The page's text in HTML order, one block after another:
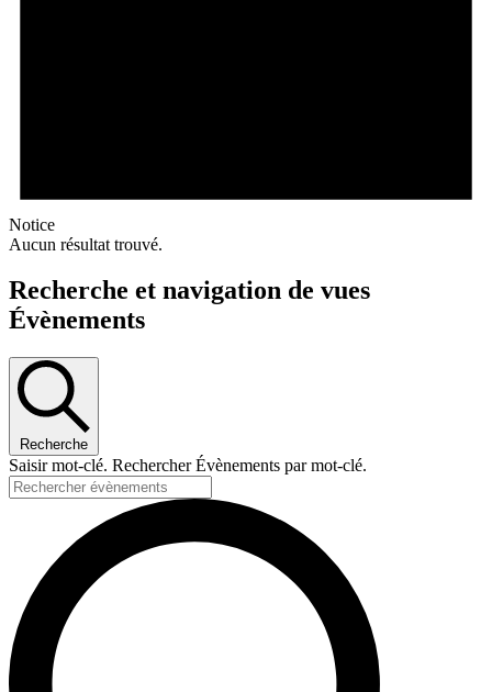
Notice
Aucun résultat trouvé.
Recherche et navigation de vues
Évènements
Recherche
Saisir mot-clé. Rechercher Évènements par mot-clé.